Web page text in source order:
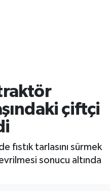
çiftçi
fıstık tarlasını sürmek
sonucu altında